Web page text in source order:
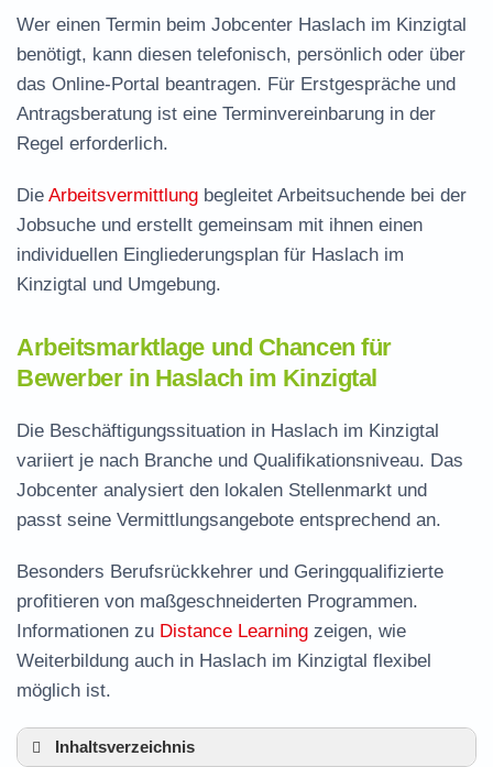
Wer einen Termin beim Jobcenter Haslach im Kinzigtal
benötigt, kann diesen telefonisch, persönlich oder über
das Online-Portal beantragen. Für Erstgespräche und
Antragsberatung ist eine Terminvereinbarung in der
Regel erforderlich.
Die Arbeitsvermittlung begleitet Arbeitsuchende bei der
Jobsuche und erstellt gemeinsam mit ihnen einen
individuellen Eingliederungsplan für Haslach im
Kinzigtal und Umgebung.
Arbeitsmarktlage und Chancen für
Bewerber in Haslach im Kinzigtal
Die Beschäftigungssituation in Haslach im Kinzigtal
variiert je nach Branche und Qualifikationsniveau. Das
Jobcenter analysiert den lokalen Stellenmarkt und
passt seine Vermittlungsangebote entsprechend an.
Besonders Berufsrückkehrer und Geringqualifizierte
profitieren von maßgeschneiderten Programmen.
Informationen zu Distance Learning zeigen, wie
Weiterbildung auch in Haslach im Kinzigtal flexibel
möglich ist.
Inhaltsverzeichnis